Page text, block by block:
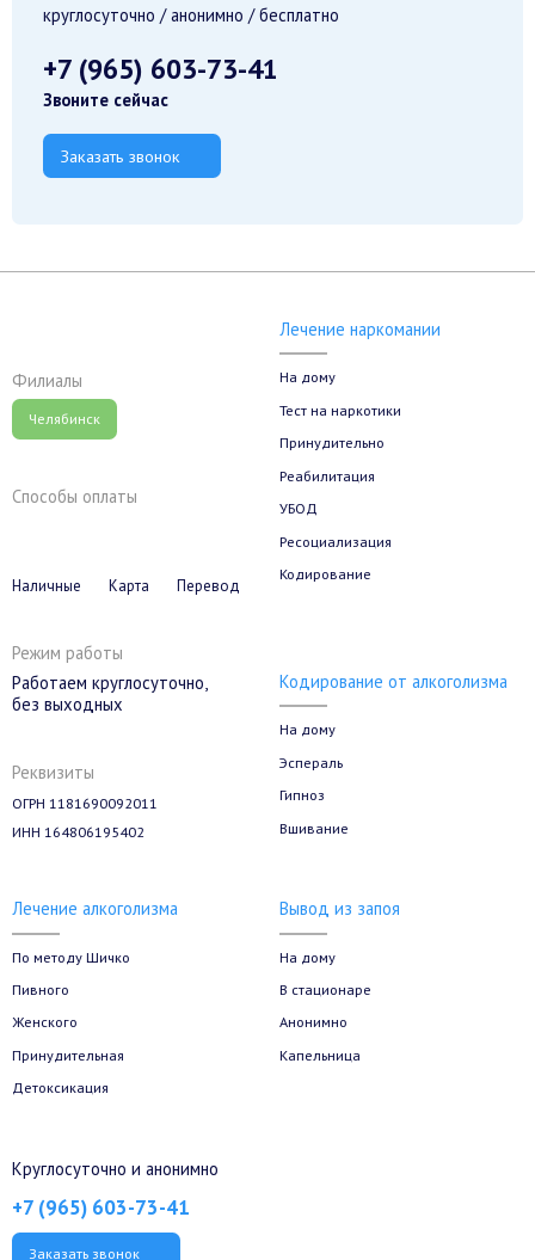
круглосуточно / анонимно / бесплатно
+7 (965) 603-73-41
Звоните сейчас
Заказать звонок
Филиалы
Челябинск
Способы оплаты
Наличные Карта Перевод
Режим работы
Работаем круглосуточно,
без выходных
Реквизиты
ОГРН 1181690092011
ИНН 164806195402
Лечение наркомании
На дому
Тест на наркотики
Принудительно
Реабилитация
УБОД
Ресоциализация
Кодирование
Кодирование от алкоголизма
На дому
Эспераль
Гипноз
Вшивание
Лечение алкоголизма
По методу Шичко
Пивного
Женского
Принудительная
Детоксикация
Вывод из запоя
На дому
В стационаре
Анонимно
Капельница
Круглосуточно и анонимно
+7 (965) 603-73-41
Заказать звонок